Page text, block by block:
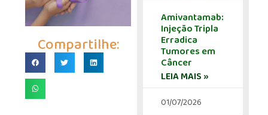
Compartilhe:
Amivantamab:
Injeção Tripla
Erradica
Tumores em
Câncer
LEIA MAIS »
01/07/2026